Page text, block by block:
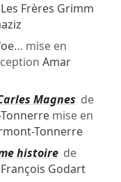
Les Frères Grimm
… mise en
Amar
Magnes de
mise en
Tonnerre
histoirede
François Godart